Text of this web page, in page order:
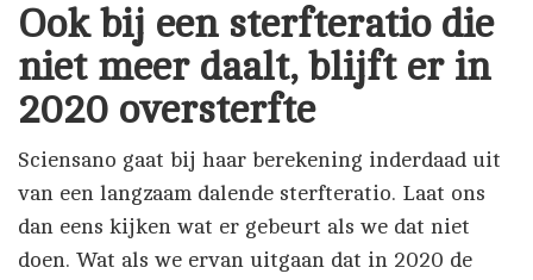
Ook bij een sterfteratio die
niet meer daalt, blijft er in
2020 oversterfte
Sciensano gaat bij haar berekening inderdaad uit
van een langzaam dalende sterfteratio. Laat ons
dan eens kijken wat er gebeurt als we dat niet
doen. Wat als we ervan uitgaan dat in 2020 de